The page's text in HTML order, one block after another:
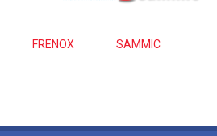
FRENOX SAMMIC